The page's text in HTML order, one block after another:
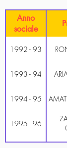
1985 - 86
1986 - 87
1987 - 88
1987 - 88
1988 - 89
Anno
sociale
1992 - 93
1993 - 94
1994 - 95
1995 - 96